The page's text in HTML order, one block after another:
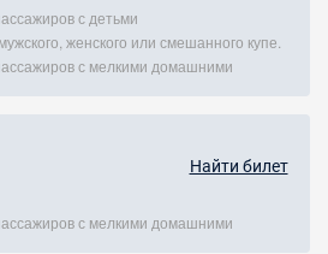
с детьми
женского или смешанного купе.
с мелкими домашними
Найти билет
с мелкими домашними